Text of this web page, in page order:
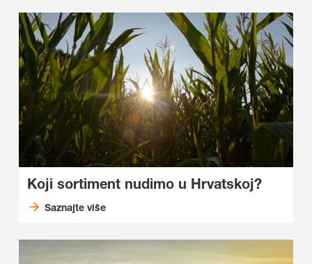
Koji sortiment nudimo u Hrvatskoj?
Saznajte više